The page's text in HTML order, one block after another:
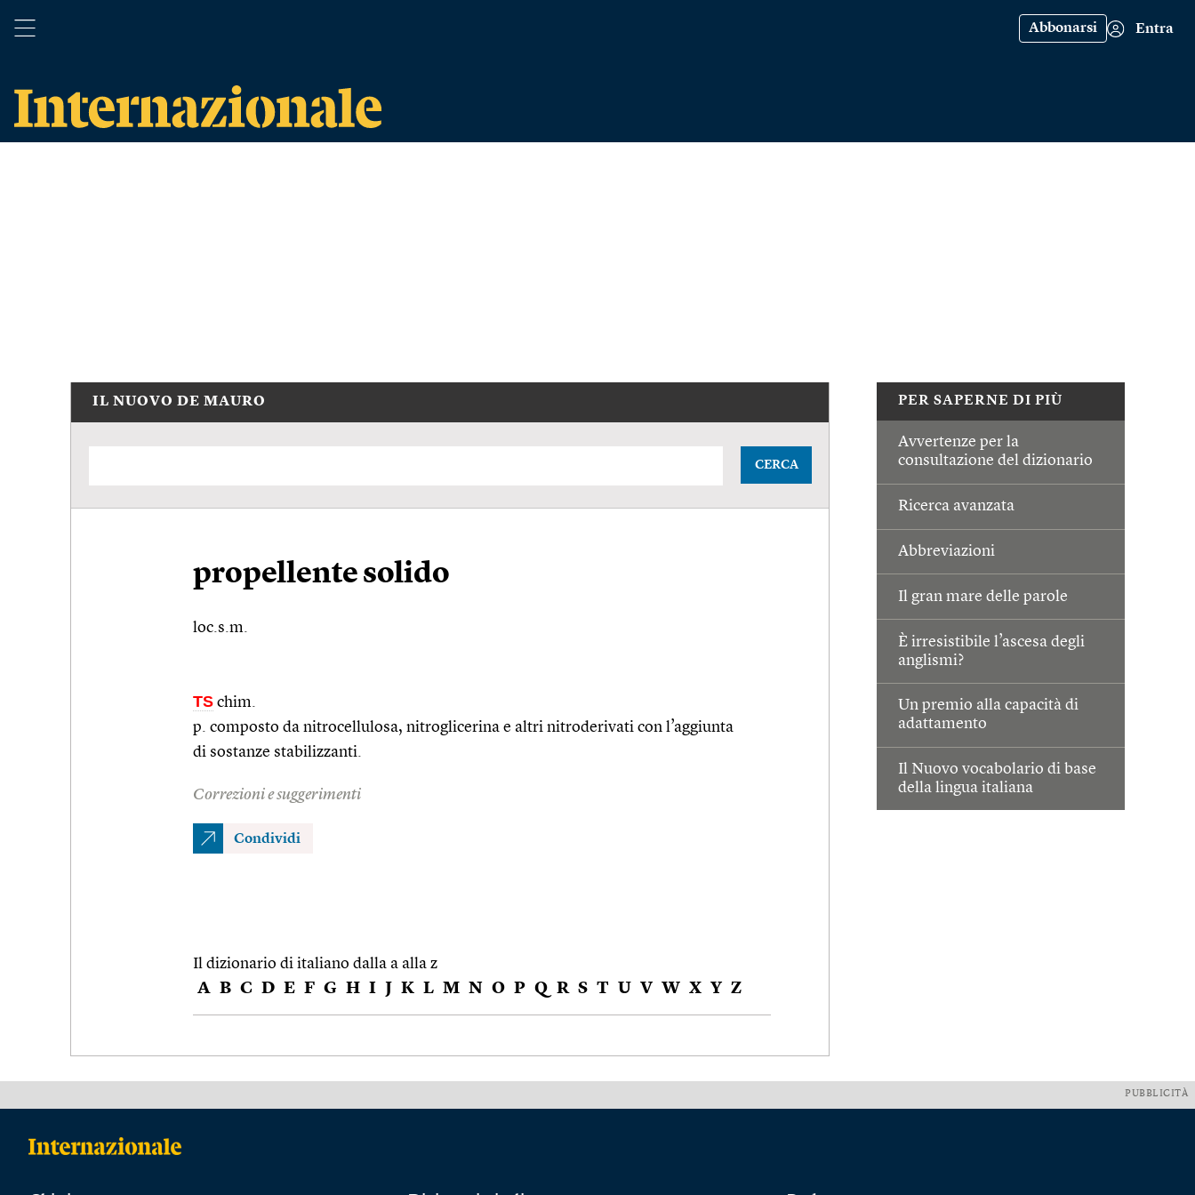
Abbonarsi Entra
PER SAPERNE DI PIÙ
Avvertenze per la
consultazione del dizionario
Ricerca avanzata
Abbreviazioni
Il gran mare delle parole
È irresistibile l’ascesa degli
anglismi?
Un premio alla capacità di
adattamento
Il Nuovo vocabolario di base
della lingua italiana
IL NUOVO DE MAURO
CERCA
propellente solido
loc.s.m.
TS chim.
p. composto da nitrocellulosa, nitroglicerina e altri nitroderivati con l’aggiunta
di sostanze stabilizzanti.
Correzioni e suggerimenti
Condividi
Il dizionario di italiano dalla a alla z
A B C D E F G H I J K L M N O P Q R S T U V W X Y Z
PUBBLICITÀ